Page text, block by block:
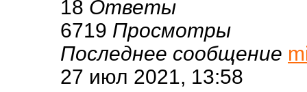
18 Ответы
6719 Просмотры
Последнее сообщение
27 июл 2021, 13:58